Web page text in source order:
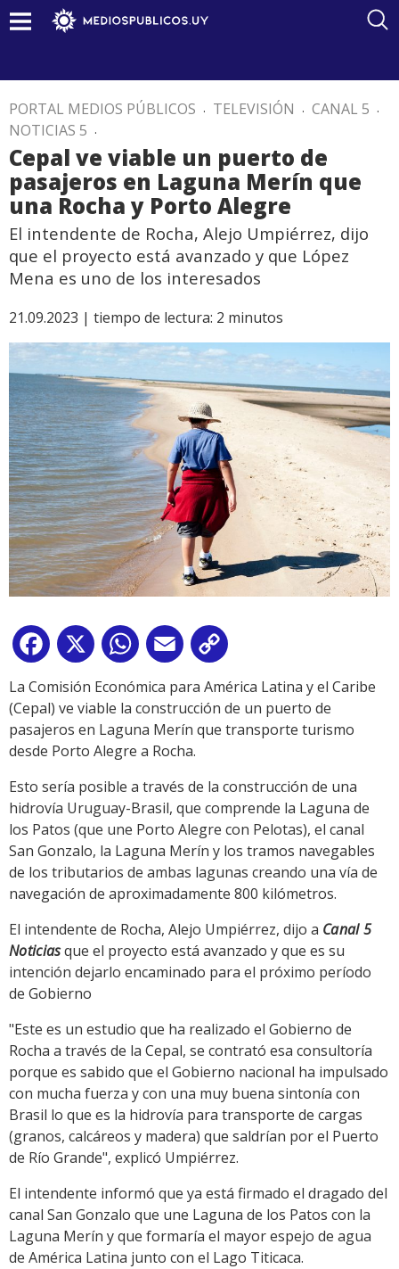
PORTAL MEDIOS PÚBLICOS . TELEVISIÓN . CANAL 5 .
NOTICIAS 5 .
Cepal ve viable un puerto de
pasajeros en Laguna Merín que
una Rocha y Porto Alegre
El intendente de Rocha, Alejo Umpiérrez, dijo
que el proyecto está avanzado y que López
Mena es uno de los interesados
21.09.2023 | tiempo de lectura: 2 minutos
Facebook
X WhatsApp
Email
Link
La Comisión Económica para América Latina y el Caribe
(Cepal) ve viable la construcción de un puerto de
pasajeros en Laguna Merín que transporte turismo
desde Porto Alegre a Rocha.
Esto sería posible a través de la construcción de una
hidrovía Uruguay-Brasil, que comprende la Laguna de
los Patos (que une Porto Alegre con Pelotas), el canal
San Gonzalo, la Laguna Merín y los tramos navegables
de los tributarios de ambas lagunas creando una vía de
navegación de aproximadamente 800 kilómetros.
El intendente de Rocha, Alejo Umpiérrez, dijo a Canal 5
Noticiasque el proyecto está avanzado y que es su
intención dejarlo encaminado para el próximo período
de Gobierno
"Este es un estudio que ha realizado el Gobierno de
Rocha a través de la Cepal, se contrató esa consultoría
porque es sabido que el Gobierno nacional ha impulsado
con mucha fuerza y con una muy buena sintonía con
Brasil lo que es la hidrovía para transporte de cargas
(granos, calcáreos y madera) que saldrían por el Puerto
de Río Grande", explicó Umpiérrez.
El intendente informó que ya está firmado el dragado del
canal San Gonzalo que une Laguna de los Patos con la
Laguna Merín y que formaría el mayor espejo de agua
de América Latina junto con el Lago Titicaca.